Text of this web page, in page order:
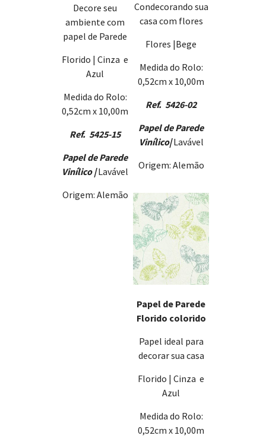
Decore seu
ambiente com
papel de Parede
Florido | Cinza e
Azul
Medida do Rolo:
0,52cm x 10,00m
Ref. 5425-15
Papel de Parede
Vinílico |Lavável
Origem: Alemão
Condecorando sua
casa com flores
Flores |Bege
Medida do Rolo:
0,52cm x 10,00m
Ref. 5426-02
Papel de Parede
Vinílico|Lavável
Origem: Alemão
Papel de Parede
Florido colorido
Papel ideal para
decorar sua casa
Florido | Cinza e
Azul
Medida do Rolo:
0,52cm x 10,00m